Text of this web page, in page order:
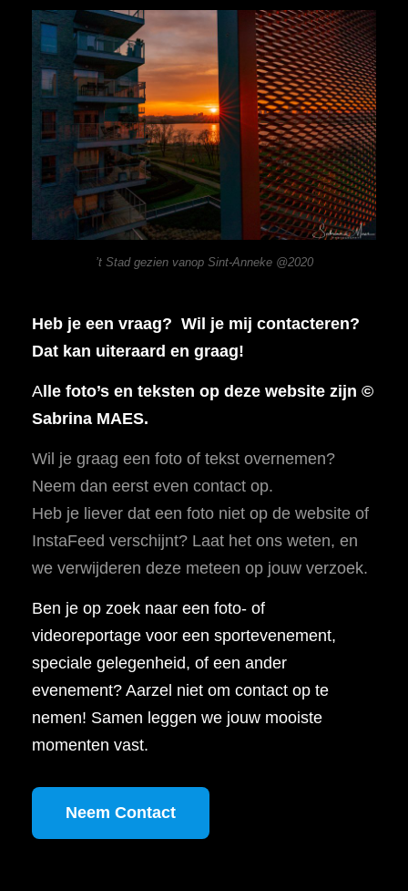
’t Stad gezien vanop Sint-Anneke @2020
Heb je een vraag? Wil je mij contacteren?
Dat kan uiteraard en graag!
Alle foto’s en teksten op deze website zijn ©
Sabrina MAES.
Wil je graag een foto of tekst overnemen?
Neem dan eerst even contact op.
Heb je liever dat een foto niet op de website of
InstaFeed verschijnt? Laat het ons weten, en
we verwijderen deze meteen op jouw verzoek.
Ben je op zoek naar een foto- of
videoreportage voor een sportevenement,
speciale gelegenheid, of een ander
evenement? Aarzel niet om contact op te
nemen! Samen leggen we jouw mooiste
momenten vast.
Neem Contact